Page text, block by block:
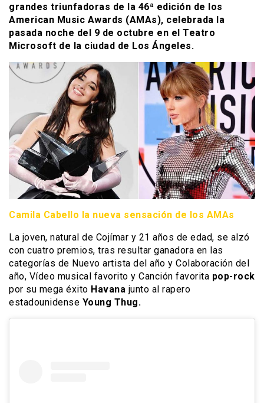
grandes triunfadoras de la 46ª edición de los
American Music Awards (AMAs), celebrada la
pasada noche del 9 de octubre en el Teatro
Microsoft de la ciudad de Los Ángeles.
Camila Cabello la nueva sensación de los AMAs
La joven, natural de Cojímar y 21 años de edad, se alzó
con cuatro premios, tras resultar ganadora en las
categorías de Nuevo artista del año y Colaboración del
año, Vídeo musical favorito y Canción favorita pop-rock
por su mega éxito Havana junto al rapero
estadounidense Young Thug.